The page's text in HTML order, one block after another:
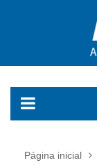
Página inicial